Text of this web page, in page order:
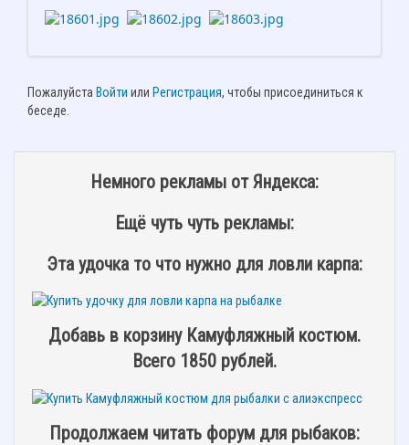
Пожалуйста Войти или Регистрация, чтобы присоединиться к
беседе.
Немного рекламы от Яндекса:
Ещё чуть чуть рекламы:
Эта удочка то что нужно для ловли карпа:
Добавь в корзину Камуфляжный костюм.
Всего 1850 рублей.
Продолжаем читать форум для рыбаков: